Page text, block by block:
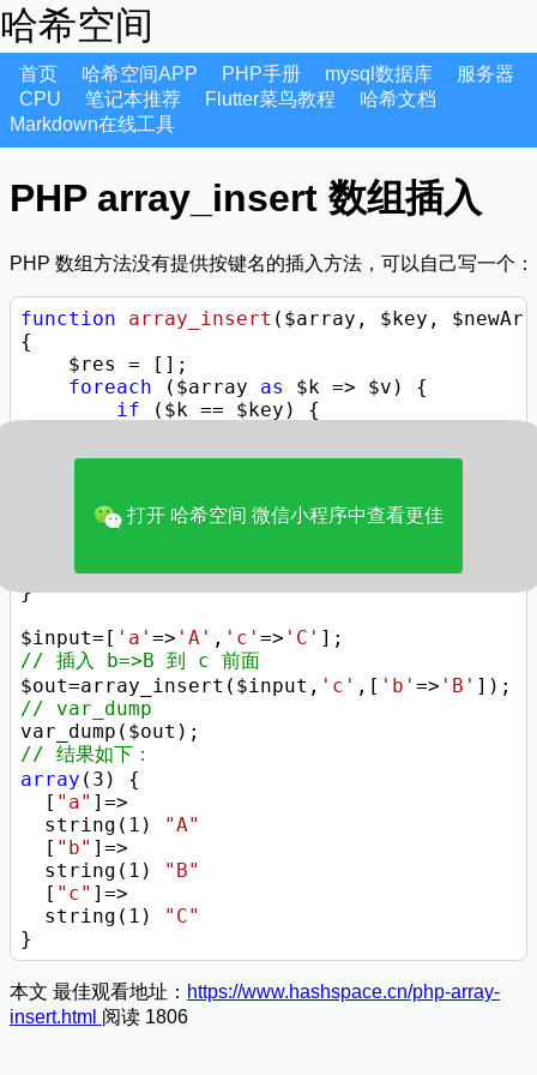
哈希空间
首页 哈希空间APP PHP手册 mysql数据库
服务器
CPU
笔记本推荐 Flutter菜鸟教程
哈希文档
Markdown在线工具
PHP array_insert 数组插入
PHP 数组方法没有提供按键名的插入方法，可以自己写一个：
function array_insert ($array, $key,
{
    $res = [];
foreach ($array as
$k => $v) {
if ($k == $key) {
$nk =>
                $res[$nk] = $nv;
        }
        $res[$k] = $v;
return $res;
}
$input=[ 'a' => 'A' , 'c' => 'C'
// 插入 b=>B 到 c 前面
$out=array_insert($input, 'c' ,[ 'b' => 'B'
// var_dump
// 结果如下：
array ( 3 ) {
  [
"a" ]=>
  string(
1 )
"A"
  [
"b" ]=>
  string(
1 )
"B"
  [
"c" ]=>
  string(
1 )
"C"
本文 最佳观看地址： https://www.hashspace.cn/php-array-
insert.html 阅读 1806
打开 哈希空间 微信小程序中查看更佳